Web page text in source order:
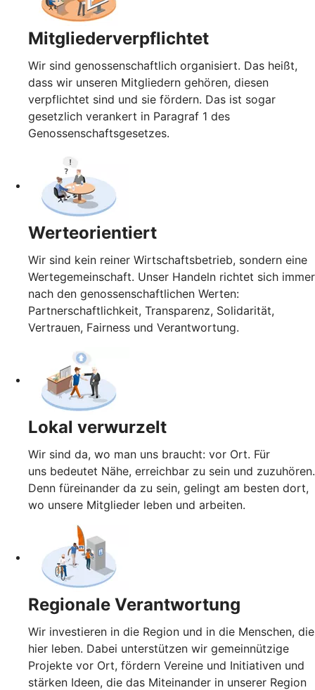
Mitgliederverpflichtet
Wir sind genossenschaftlich organisiert. Das heißt,
dass wir unseren Mitgliedern gehören, diesen
verpflichtet sind und sie fördern. Das ist sogar
gesetzlich verankert in Paragraf 1 des
Genossenschaftsgesetzes.
Werteorientiert
Wir sind kein reiner Wirtschaftsbetrieb, sondern eine
Wertegemeinschaft. Unser Handeln richtet sich immer
nach den genossenschaftlichen Werten:
Partnerschaftlichkeit, Transparenz, Solidarität,
Vertrauen, Fairness und Verantwortung.
Lokal verwurzelt
Wir sind da, wo man uns braucht: vor Ort. Für
uns bedeutet Nähe, erreichbar zu sein und zuzuhören.
Denn füreinander da zu sein, gelingt am besten dort,
wo unsere Mitglieder leben und arbeiten.
Regionale Verantwortung
Wir investieren in die Region und in die Menschen, die
hier leben. Dabei unterstützen wir gemeinnützige
Projekte vor Ort, fördern Vereine und Initiativen und
stärken Ideen, die das Miteinander in unserer Region